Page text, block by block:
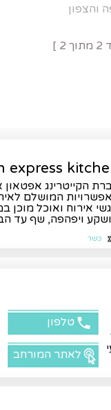
והצפון
2 מתוך 2
]
express
הקייטרינג
המושלם
אירוח ואוכל
ויפהפה, שף עד
כשר
טלפון
לאתר המורחב